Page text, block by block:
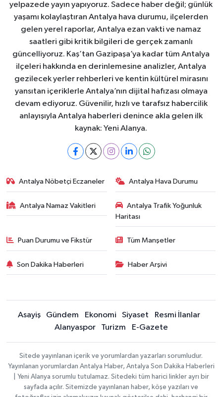
yelpazede yayın yapıyoruz. Sadece haber değil; günlük
yaşamı kolaylaştıran Antalya hava durumu, ilçelerden
gelen yerel raporlar, Antalya ezan vakti ve namaz
saatleri gibi kritik bilgileri de gerçek zamanlı
güncelliyoruz. Kaş’tan Gazipaşa’ya kadar tüm Antalya
ilçeleri hakkında en derinlemesine analizler, Antalya
gezilecek yerler rehberleri ve kentin kültürel mirasını
yansıtan içeriklerle Antalya’nın dijital hafızası olmaya
devam ediyoruz. Güvenilir, hızlı ve tarafsız habercilik
anlayışıyla Antalya haberleri denince akla gelen ilk
kaynak: Yeni Alanya.
Antalya Nöbetçi Eczaneler Antalya Hava Durumu
Antalya Namaz Vakitleri
Antalya Trafik Yoğunluk
Haritası
Puan Durumu ve Fikstür Tüm Manşetler
Son Dakika Haberleri Haber Arşivi
Asayiş Gündem Ekonomi Siyaset
Resmi İlanlar
Alanyaspor
Turizm E-Gazete
Sitede yayınlanan içerik ve yorumlardan yazarları sorumludur.
Yayınlanan yorumlardan Antalya Haber, Antalya Son Dakika Haberleri
| Yeni Alanya sorumlu tutulamaz. Sitedeki tüm harici linkler ayrı bir
sayfada açılır. Sitemizde yayınlanan haber, köşe yazıları ve